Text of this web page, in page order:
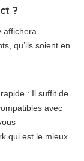
?
affichera
qu’ils soient en
: Il suffit de
avec
qui est le mieux